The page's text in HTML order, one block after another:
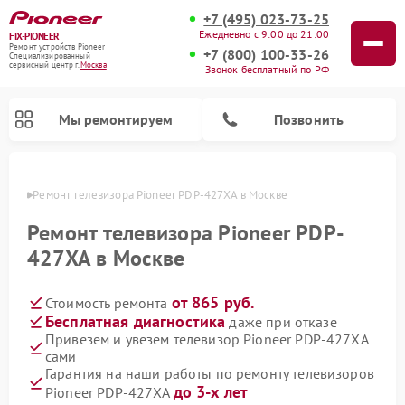
FIX-PIONEER
Ремонт устройств Pioneer
Специализированный
cервисный центр г.Москва
+7 (495) 023-73-25
Ежедневно с 9:00 до 21:00
+7 (800) 100-33-26
Звонок бесплатный по РФ
Мы ремонтируем Позвонить
Ремонт телевизора Pioneer PDP-427XA в Москве
Ремонт телевизора Pioneer PDP-
427XA в Москве
Стоимость ремонта от 865 руб.
Бесплатная диагностика даже при отказе
Привезем и увезем телевизор Pioneer PDP-427XA
сами
Гарантия на наши работы по ремонту телевизоров
Pioneer PDP-427XA до 3-х лет